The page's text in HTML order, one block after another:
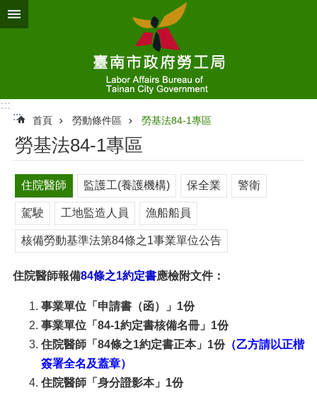
跳到主要內容區塊
:::
:::
首頁 勞動條件區 勞基法84-1專區
勞基法84-1專區
住院醫師 監護工(養護機構) 保全業 警衛
駕駛 工地監造人員 漁船船員
核備勞動基準法第84條之1事業單位公告
住院醫師報備84條之1約定書應檢附文件：
事業單位「申請書（函）」1份
事業單位「84-1約定書核備名冊」1份
住院醫師「84條之1約定書正本」1份（乙方請以正楷
簽署全名及蓋章）
住院醫師「身分證影本」1份